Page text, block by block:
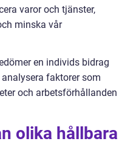
varor och tjänster,
minska vår
en individs bidrag
faktorer som
och arbetsförhållanden
olika hållbara